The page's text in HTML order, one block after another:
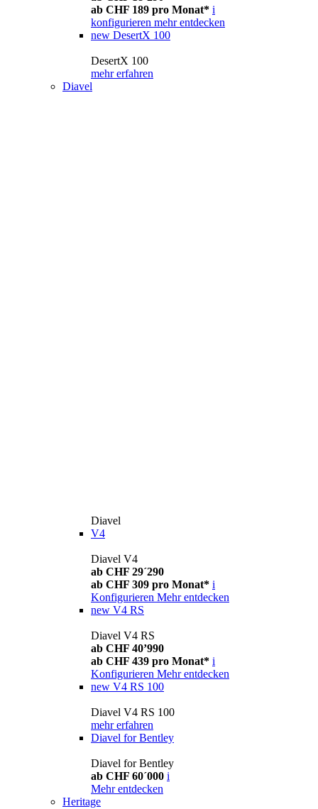
ab CHF 189 pro Monat* i
konfigurieren mehr entdecken
new DesertX 100
DesertX 100
mehr erfahren
Diavel
Diavel
V4
Diavel V4
ab CHF 29´290
ab CHF 309 pro Monat* i
Konfigurieren Mehr entdecken
new V4 RS
Diavel V4 RS
ab CHF 40’990
ab CHF 439 pro Monat* i
Konfigurieren Mehr entdecken
new V4 RS 100
Diavel V4 RS 100
mehr erfahren
Diavel for Bentley
Diavel for Bentley
ab CHF 60´000 i
Mehr entdecken
Heritage